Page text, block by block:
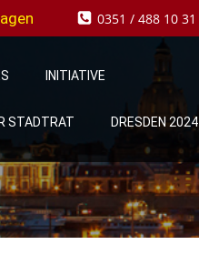
0351 / 488 10 31
INITIATIVE
STADTRAT DRESDEN 2024